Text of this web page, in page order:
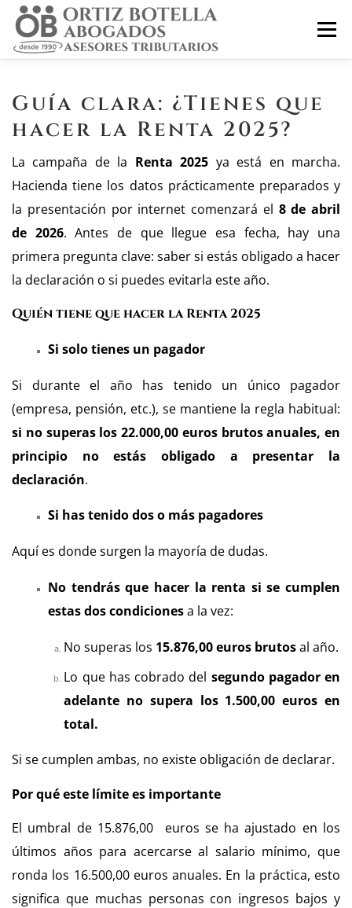
Saltar
contenido
Menú
Guía clara: ¿Tienes que
hacer la Renta 2025?
La campaña de la Renta 2025 ya está en marcha.
Hacienda tiene los datos prácticamente preparados y
la presentación por internet comenzará el 8 de abril
de 2026.Antes de que llegue esa fecha, hay una
primera pregunta clave: saber si estás obligado a hacer
la declaración o si puedes evitarla este año.
Quién tiene que hacer la Renta 2025
Si solo tienes un pagador
Si durante el año has tenido un único pagador
(empresa, pensión, etc.), se mantiene la regla habitual:
si no superas los 22.000,00 euros brutos anuales, en
principio no estás obligado a presentar la
declaración.
Si has tenido dos o más pagadores
Aquí es donde surgen la mayoría de dudas.
No tendrás que hacer la renta si se cumplen
estas dos condicionesa la vez:
No superas los 15.876,00 euros brutosal año.
Lo que has cobrado del segundo pagador en
adelante no supera los 1.500,00 euros en
total.
Si se cumplen ambas, no existe obligación de declarar.
Por qué este límite es importante
El umbral de 15.876,00 euros se ha ajustado en los
últimos años para acercarse al salario mínimo, que
ronda los 16.500,00 euros anuales. En la práctica, esto
significa que muchas personas con ingresos bajos y